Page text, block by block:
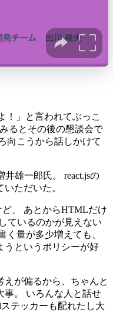
！」と言われてぶっこ
るとその後の懇談会で
向こうから話しかけて
雄一郎氏。 react.jsの
ただいた。
、 あとからHTMLだけ
ているのかが見えない
く量が多少増えても、
うというポリシーが好
が偏るから、ちゃんと
事。 いろんな人と話せ
テッカーも配れたし大